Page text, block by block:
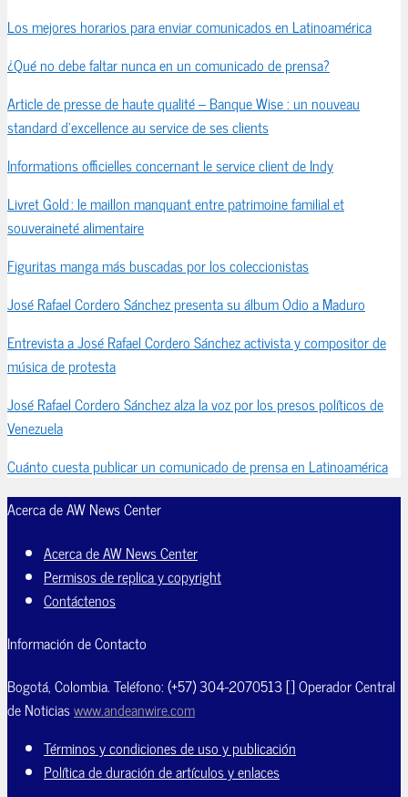
Los mejores horarios para enviar comunicados en Latinoamérica
¿Qué no debe faltar nunca en un comunicado de prensa?
Article de presse de haute qualité – Banque Wise : un nouveau
standard d’excellence au service de ses clients
Informations officielles concernant le service client de Indy
Livret Gold : le maillon manquant entre patrimoine familial et
souveraineté alimentaire
Figuritas manga más buscadas por los coleccionistas
José Rafael Cordero Sánchez presenta su álbum Odio a Maduro
Entrevista a José Rafael Cordero Sánchez activista y compositor de
música de protesta
José Rafael Cordero Sánchez alza la voz por los presos políticos de
Venezuela
Cuánto cuesta publicar un comunicado de prensa en Latinoamérica
Acerca de AW News Center
Acerca de AW News Center
Permisos de replica y copyright
Contáctenos
Información de Contacto
Bogotá, Colombia. Teléfono: (+57) 304-2070513 [] Operador Central
de Noticiaswww.andeanwire.com
Términos y condiciones de uso y publicación
Política de duración de artículos y enlaces